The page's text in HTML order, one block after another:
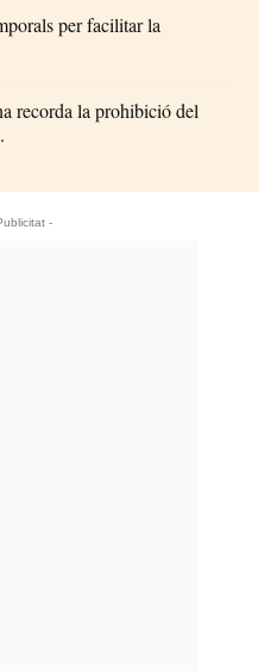
per facilitar la
recorda la prohibició del
-